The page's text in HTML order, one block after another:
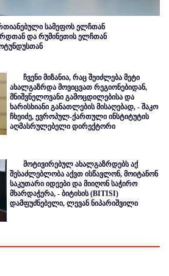
სამეფოს ელჩთან
და რუმინეთის ელჩთან
ჩვენი მიზანია, რაც შეიძლება მეტი
ახალგაზრდა მოვიცვათ რეგიონებიდან,
მნიშვნელოვანი გამოცდილებისა და
ხარისხიანი განათლების მისაღებად, - შაკო
ჩხეიძე, ევროპულ-ქართული ინსტიტუტის
აღმასრულებელი დირექტორი
მოტივირებულ ახალგაზრდებს აქ
შესაძლებლობა აქვთ ისწავლონ, მოიტანონ
საკუთარი იდეები და მიიღონ საჭირო
მხარდაჭერა, - ბიტისის (BITISI)
დამფუძნებელი, ლევან ნიპარიშვილი